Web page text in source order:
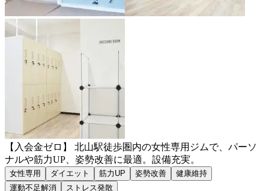
【入会金ゼロ】 北山駅徒歩圏内の女性専用ジムで、パーソ
ナルや筋力UP、姿勢改善に最適。設備充実。
女性専用 ダイエット 筋力UP 姿勢改善
健康維持
運動不足解消
ストレス発散